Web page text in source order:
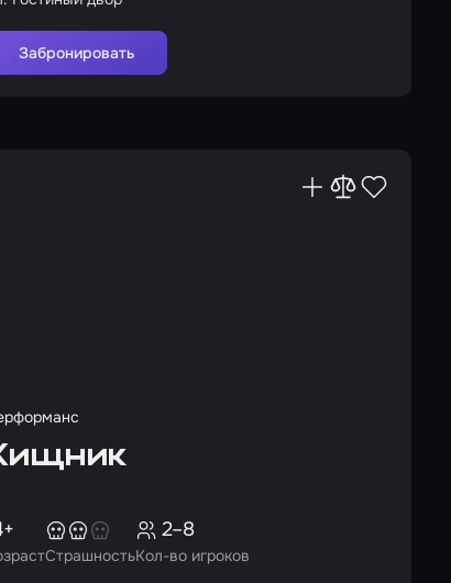
Забронировать
СтрашностьКол-во игроков
2–8